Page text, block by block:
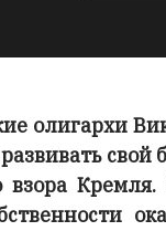
олигархи
свой
взора